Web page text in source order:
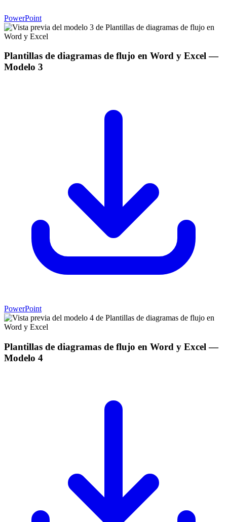
PowerPoint
Plantillas de diagramas de flujo en Word y Excel—
Modelo 3
PowerPoint
Plantillas de diagramas de flujo en Word y Excel —
Modelo 4